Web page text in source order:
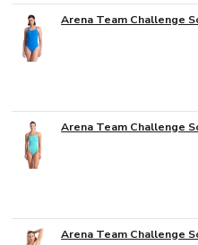
Arena Team Challenge
Arena Team Challenge
Arena Team Challenge